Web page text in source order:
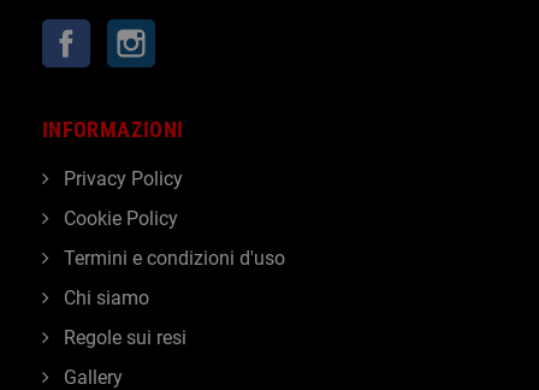
Facebook
INFORMAZIONI
Privacy Policy
Cookie Policy
Termini e condizioni d'uso
Chi siamo
Regole sui resi
Gallery